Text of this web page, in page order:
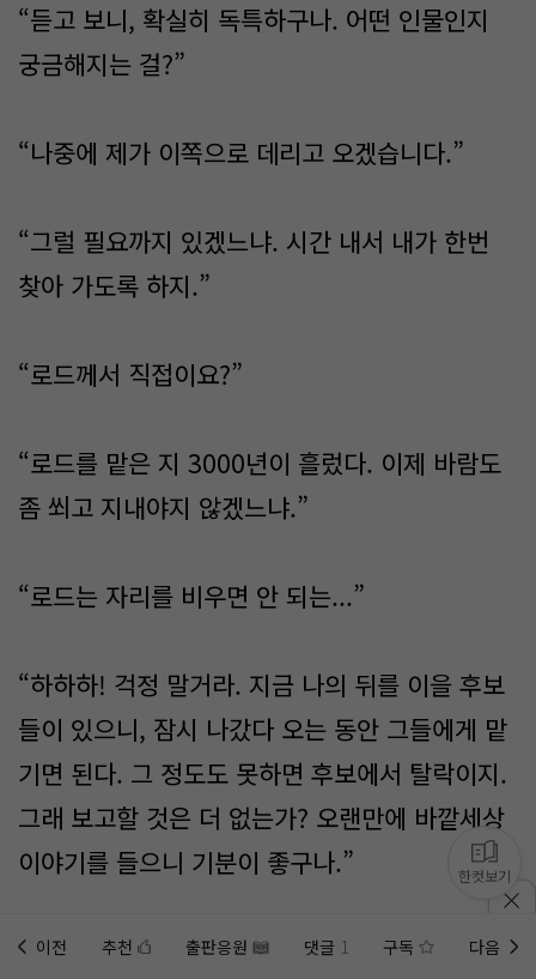
“듣고 보니, 확실히 독특하구나. 어떤 인물인지
궁금해지는 걸?”
“나중에 제가 이쪽으로 데리고 오겠습니다.”
“그럴 필요까지 있겠느냐. 시간 내서 내가 한번
찾아 가도록 하지.”
“로드께서 직접이요?”
“로드를 맡은 지 3000년이 흘렀다. 이제 바람도
좀 쐬고 지내야지 않겠느냐.”
“로드는 자리를 비우면 안 되는...”
“하하하! 걱정 말거라. 지금 나의 뒤를 이을 후보
들이 있으니, 잠시 나갔다 오는 동안 그들에게 맡
기면 된다. 그 정도도 못하면 후보에서 탈락이지.
그래 보고할 것은 더 없는가? 오랜만에 바깥세상
이야기를 들으니 기분이 좋구나.”
“아~! 어찌 보면, 지금까지 말한 것 보다 더 크게
이전 추천 출판응원 댓글 1 구독 다음
한컷보기
홈에미노벨 웹추가하기 미노벨 앱설치하기